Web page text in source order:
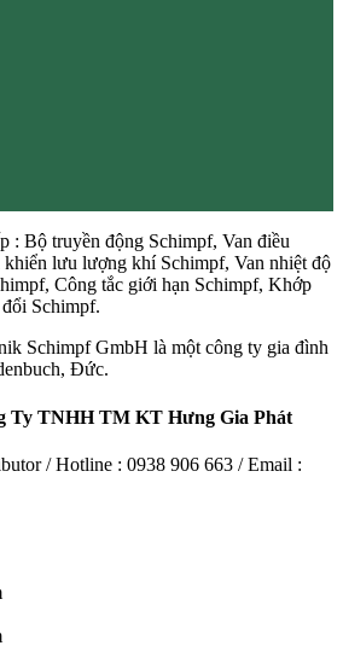
: Bộ truyền động Schimpf, Van điều
lưu lượng khí Schimpf, Van nhiệt độ
Công tắc giới hạn Schimpf, Khớp
Schimpf.
Schimpf GmbH là một công ty gia đình
Đức.
Ty TNHH TM KT Hưng Gia Phát
/ Hotline : 0938 906 663 / Email :